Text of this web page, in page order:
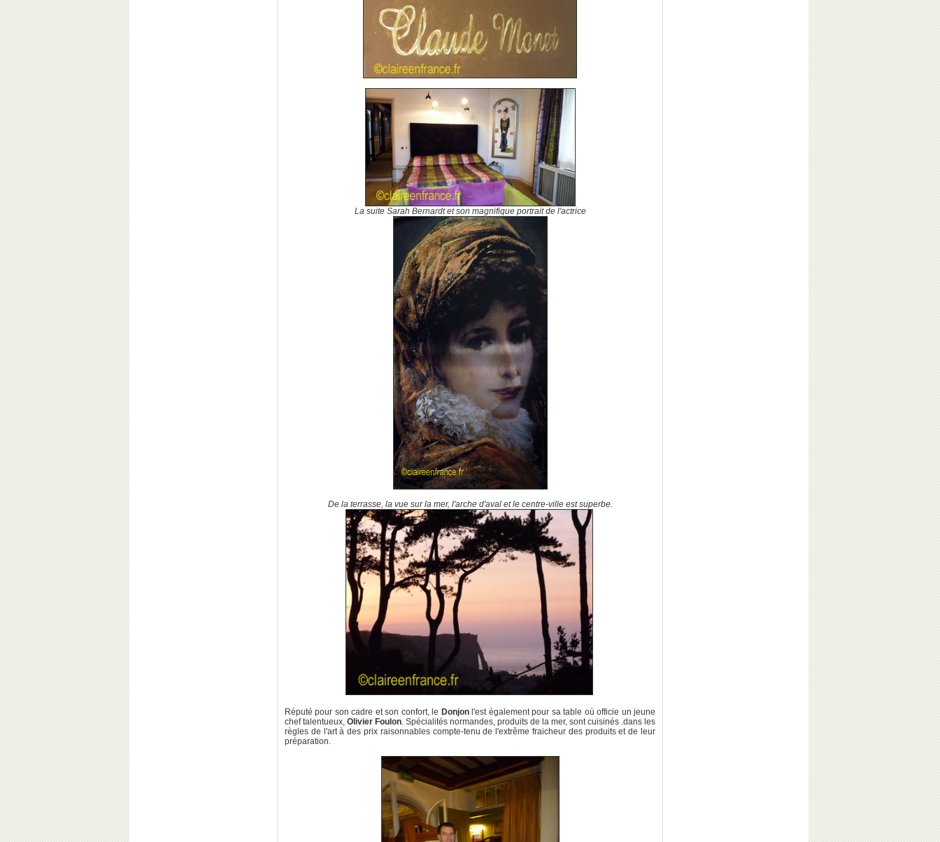
La suite Sarah Bernardt et son magnifique portrait de l'actrice
De la terrasse, la vue sur la mer, l'arche d'aval et le centre-ville est superbe.
Réputé pour son cadre et son confort, le Donjonl'est également pour sa table où officie un jeune
chef talentueux, Olivier Foulon. Spécialités normandes, produits de la mer, sont cuisinés .dans les
règles de l'art à des prix raisonnables compte-tenu de l'extrême fraicheur des produits et de leur
préparation.